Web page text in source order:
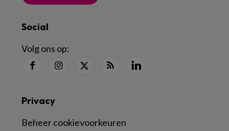
Social
Volg ons op:
Privacy
Beheer cookievoorkeuren